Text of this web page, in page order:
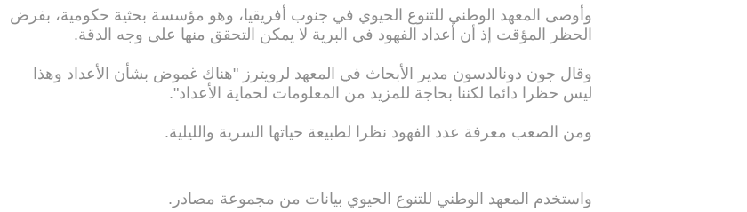
وأوصى المعهد الوطني للتنوع الحيوي في جنوب أفريقيا، وهو مؤسسة بحثية حكومية، بفرض
الحظر المؤقت إذ أن أعداد الفهود في البرية لا يمكن التحقق منها على وجه الدقة.
وقال جون دونالدسون مدير الأبحاث في المعهد لرويترز "هناك غموض بشأن الأعداد وهذا
ليس حظرا دائما لكننا بحاجة للمزيد من المعلومات لحماية الأعداد".
ومن الصعب معرفة عدد الفهود نظرا لطبيعة حياتها السرية والليلية.
واستخدم المعهد الوطني للتنوع الحيوي بيانات من مجموعة مصادر.